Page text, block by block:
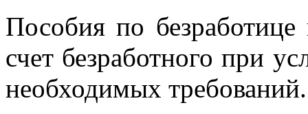
Пособия по
счет безработного при
необходимых требований.